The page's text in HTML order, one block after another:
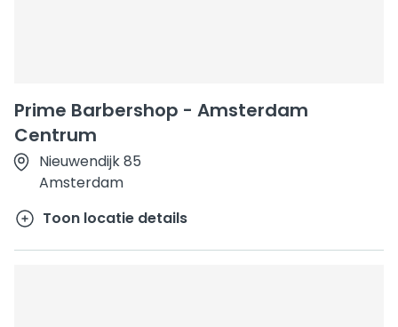
Prime Barbershop - Amsterdam
Centrum
Nieuwendijk 85
Amsterdam
Toon locatie details